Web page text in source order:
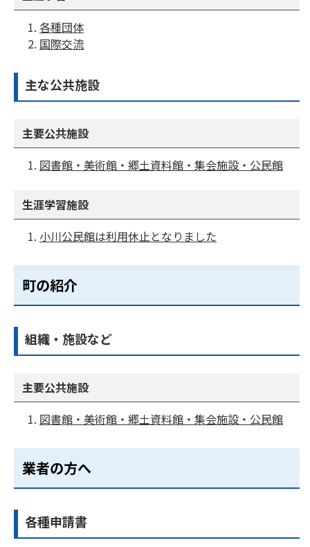
各種団体
国際交流
主な公共施設
主要公共施設
図書館・美術館・郷土資料館・集会施設・公民館
生涯学習施設
小川公民館は利用休止となりました
町の紹介
組織・施設など
主要公共施設
図書館・美術館・郷土資料館・集会施設・公民館
業者の方へ
各種申請書